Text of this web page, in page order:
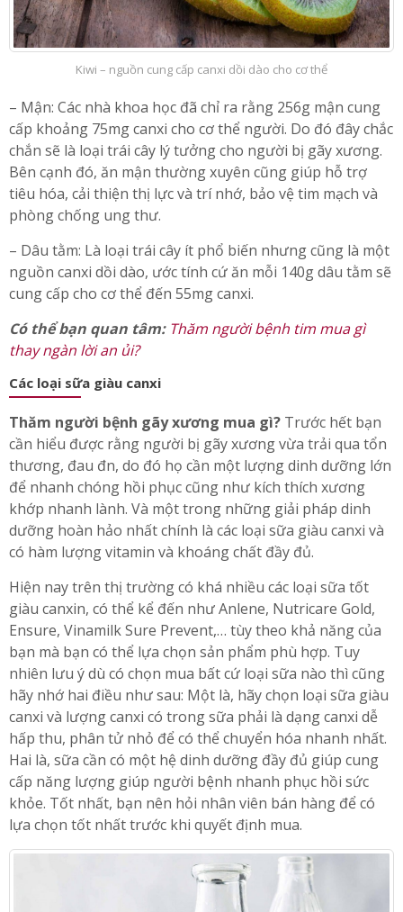
Kiwi – nguồn cung cấp canxi dồi dào cho cơ thể
– Mận: Các nhà khoa học đã chỉ ra rằng 256g mận cung
cấp khoảng 75mg canxi cho cơ thể người. Do đó đây chắc
chắn sẽ là loại trái cây lý tưởng cho người bị gãy xương.
Bên cạnh đó, ăn mận thường xuyên cũng giúp hỗ trợ
tiêu hóa, cải thiện thị lực và trí nhớ, bảo vệ tim mạch và
phòng chống ung thư.
– Dâu tằm: Là loại trái cây ít phổ biến nhưng cũng là một
nguồn canxi dồi dào, ước tính cứ ăn mỗi 140g dâu tằm sẽ
cung cấp cho cơ thể đến 55mg canxi.
Có thể bạn quan tâm: Thăm người bệnh tim mua gì
thay ngàn lời an ủi?
Các loại sữa giàu canxi
Thăm người bệnh gãy xương mua gì? Trước hết bạn
cần hiểu được rằng người bị gãy xương vừa trải qua tổn
thương, đau đn, do đó họ cần một lượng dinh dưỡng lớn
để nhanh chóng hồi phục cũng như kích thích xương
khớp nhanh lành. Và một trong những giải pháp dinh
dưỡng hoàn hảo nhất chính là các loại sữa giàu canxi và
có hàm lượng vitamin và khoáng chất đầy đủ.
Hiện nay trên thị trường có khá nhiều các loại sữa tốt
giàu canxin, có thể kể đến như Anlene, Nutricare Gold,
Ensure, Vinamilk Sure Prevent,… tùy theo khả năng của
bạn mà bạn có thể lựa chọn sản phẩm phù hợp. Tuy
nhiên lưu ý dù có chọn mua bất cứ loại sữa nào thì cũng
hãy nhớ hai điều như sau: Một là, hãy chọn loại sữa giàu
canxi và lượng canxi có trong sữa phải là dạng canxi dễ
hấp thu, phân tử nhỏ để có thể chuyển hóa nhanh nhất.
Hai là, sữa cần có một hệ dinh dưỡng đầy đủ giúp cung
cấp năng lượng giúp người bệnh nhanh phục hồi sức
khỏe. Tốt nhất, bạn nên hỏi nhân viên bán hàng để có
lựa chọn tốt nhất trước khi quyết định mua.